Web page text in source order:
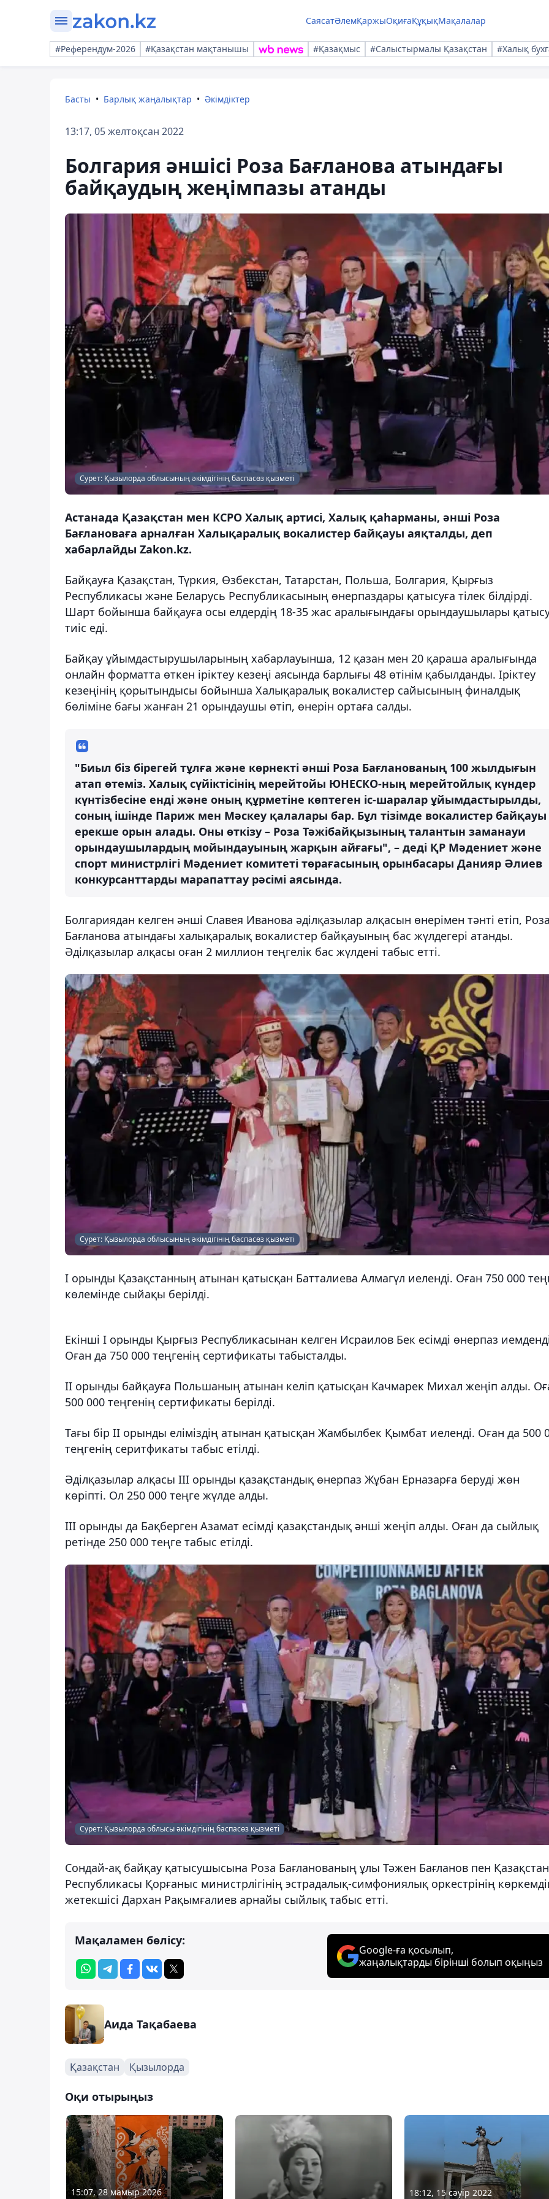
СаясатӘлемҚаржыОқиғаҚұқықМақалалар
#Референдум-2026 #Қазақстан мақтанышы #Қазақмыс #Салыстырмалы Қазақстан #Халық
Басты Барлық жаңалықтар Әкімдіктер
13:17, 05 желтоқсан 2022
Болгария әншісі Роза Бағланова атындағы
байқаудың жеңімпазы атанды
Сурет: Қызылорда облысының әкімдігінің баспасөз қызметі
Астанада Қазақстан мен КСРО Халық артисі, Халық қаһарманы, әнші Роза
Бағлановаға арналған Халықаралық вокалистер байқауы аяқталды, деп
хабарлайды Zakon.kz.
Байқауға Қазақстан, Түркия, Өзбекстан, Татарстан, Польша, Болгария, Қырғыз
Республикасы және Беларусь Республикасының өнерпаздары қатысуға тілек білдірді.
Шарт бойынша байқауға осы елдердің 18-35 жас аралығындағы орындаушылары
тиіс еді.
Байқау ұйымдастырушыларының хабарлауынша, 12 қазан мен 20 қараша аралығында
онлайн форматта өткен іріктеу кезеңі аясында барлығы 48 өтінім қабылданды. Іріктеу
кезеңінің қорытындысы бойынша Халықаралық вокалистер сайысының финалдық
бөліміне бағы жанған 21 орындаушы өтіп, өнерін ортаға салды.
"Биыл біз бірегей тұлға және көрнекті әнші Роза Бағланованың 100 жылдығын
атап өтеміз. Халық сүйіктісінің мерейтойы ЮНЕСКО-ның мерейтойлық күндер
күнтізбесіне енді және оның құрметіне көптеген іс-шаралар ұйымдастырылды,
соның ішінде Париж мен Мәскеу қалалары бар. Бұл тізімде вокалистер байқауы
ерекше орын алады. Оны өткізу – Роза Тәжібайқызының талантын заманауи
орындаушылардың мойындауының жарқын айғағы", – деді ҚР Мәдениет және
спорт министрлігі Мәдениет комитеті төрағасының орынбасары Данияр Әлиев
конкурсанттарды марапаттау рәсімі аясында.
Болгариядан келген әнші Славея Иванова әділқазылар алқасын өнерімен тәнті етіп,
Бағланова атындағы халықаралық вокалистер байқауының бас жүлдегері атанды.
Әділқазылар алқасы оған 2 миллион теңгелік бас жүлдені табыс етті.
Сурет: Қызылорда облысының әкімдігінің баспасөз қызметі
I орынды Қазақстанның атынан қатысқан Батталиева Алмагүл иеленді. Оған 750 000
көлемінде сыйақы берілді.
Екінші I орынды Қырғыз Республикасынан келген Исраилов Бек есімді өнерпаз
Оған да 750 000 теңгенің сертификаты табысталды.
II орынды байқауға Польшаның атынан келіп қатысқан Качмарек Михал жеңіп алды.
500 000 теңгенің сертификаты берілді.
Тағы бір II орынды еліміздің атынан қатысқан Жамбылбек Қымбат иеленді. Оған да 500
теңгенің серитфикаты табыс етілді.
Әділқазылар алқасы III орынды қазақстандық өнерпаз Жұбан Ерназарға беруді жөн
көріпті. Ол 250 000 теңге жүлде алды.
III орынды да Бақберген Азамат есімді қазақстандық әнші жеңіп алды. Оған да сыйлық
ретінде 250 000 теңге табыс етілді.
Сурет: Қызылорда облысы әкімдігінің баспасөз қызметі
Сондай-ақ байқау қатысушысына Роза Бағланованың ұлы Тәжен Бағланов пен Қазақстан
Республикасы Қорғаныс министрлігінің эстрадалық-симфониялық оркестрінің
жетекшісі Дархан Рақымғалиев арнайы сыйлық табыс етті.
Мақаламен бөлісу:
Google-ға қосылып,
жаңалықтарды бірінші болып оқыңыз
Аида Тақабаева
Қазақстан Қызылорда
Оқи отырыңыз
15:07, 28 мамыр 2026 18:12, 15 сәуір 2022